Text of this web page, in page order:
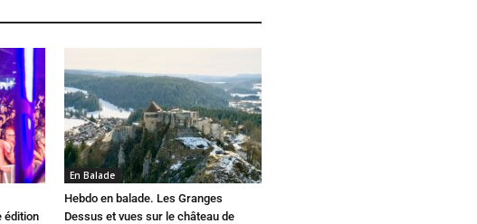
édition
En Balade
Hebdo en balade. Les Granges
Dessus et vues sur le château de